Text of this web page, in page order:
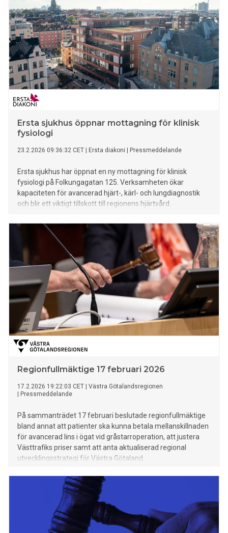
Ersta sjukhus öppnar mottagning för klinisk
fysiologi
23.2.2026 09:36:32 CET Ersta diakoni Pressmeddelande
Ersta sjukhus har öppnat en ny mottagning för klinisk
fysiologi på Folkungagatan 125. Verksamheten ökar
kapaciteten för avancerad hjärt-, kärl- och lungdiagnostik
och blir ett viktigt tillskott till regionens hjärtvård.
Regionfullmäktige 17 februari 2026
17.2.2026 19:22:03 CET
Västra Götalandsregionen
Pressmeddelande
På sammanträdet 17 februari beslutade regionfullmäktige
bland annat att patienter ska kunna betala mellanskillnaden
för avancerad lins i ögat vid gråstarroperation, att justera
Västtrafiks priser samt att anta aktualiserad regional
utvecklingsstrategi för Västra Götaland.